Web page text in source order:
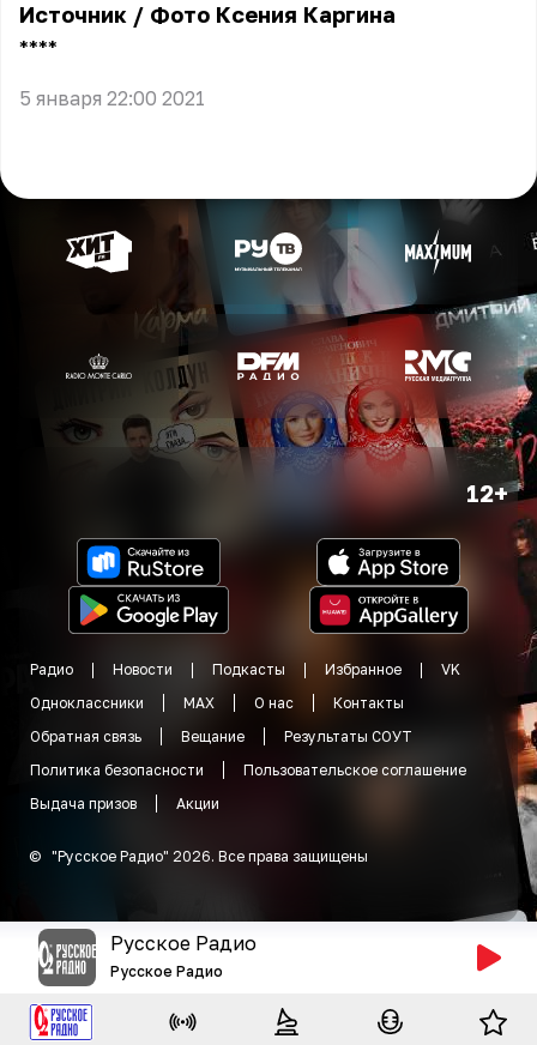
Источник / Фото Ксения Каргина
** **
5 января 22:00 2021
12+
Радио Новости Подкасты Избранное
VK
Одноклассники
MAX О нас
Контакты
Обратная связь
Вещание
Результаты СОУТ
Политика безопасности
Пользовательское соглашение
Выдача призов
Акции
© "Русское Радио" 2026. Все права защищены
Русское Радио
Русское Радио